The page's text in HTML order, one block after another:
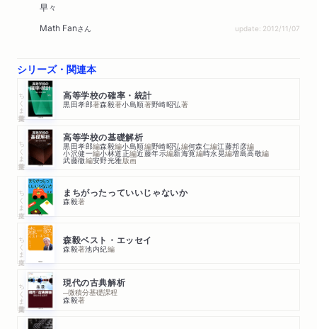
早々
Math Fanさん update: 2012/11/07
シリーズ・関連本
ちくま学芸文庫 高等学校の確率・統計
黒田孝郎著森毅著小島順著野崎昭弘著
ちくま学芸文庫
高等学校の基礎解析
黒田孝郎編森毅編小島順編野崎昭弘編何森仁編江藤邦彦編
小沢健一編小林道正編近藤年示編新海寛編時永晃編増島高敬編
武藤徹編安野光雅版画
ちくま文庫 まちがったっていいじゃないか
森毅著
ちくま文庫 森毅ベスト・エッセイ
森毅著池内紀編
ちくま学芸文庫 現代の古典解析
─微積分基礎課程
森毅著